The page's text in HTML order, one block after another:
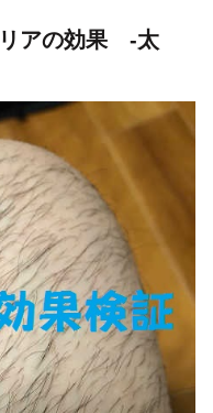
リアの効果 -太